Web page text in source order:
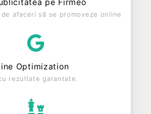
operațiunile cu un număr
fiscal si are status:
FUNCȚIUNE. Societatea nu este plătitoare de TVA.
pe Firmeo
afaceri să se promoveze online
Optimization
rezultate garantate.